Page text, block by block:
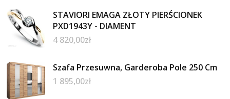
STAVIORI EMAGA ZŁOTY PIERŚCIONEK
PXD1943Y - DIAMENT
4 820,00zł
Szafa Przesuwna, Garderoba Pole 250 Cm
1 895,00zł